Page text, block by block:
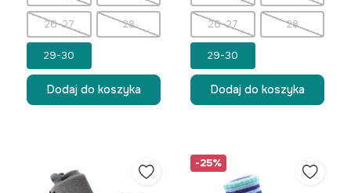
26-27 28
29-30
Dodaj do koszyka
26-27 28
29-30
Dodaj do koszyka
-25%